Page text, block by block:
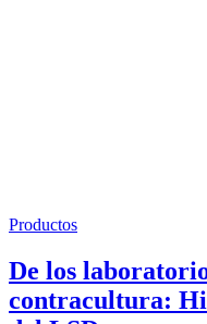
Categories
Productos
De los
contracultura: